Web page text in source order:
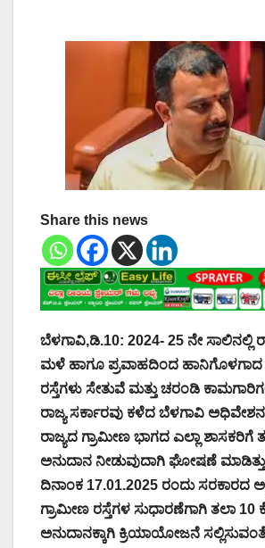
Share this news
ಬೆಳಗಾವಿ,ಡಿ.10: 2024- 25 ನೇ ಸಾಲಿನಲ್ಲಿ
ಮಳೆ ಹಾಗೂ ಪ್ರವಾಹದಿಂದ ಹಾನಿಗೊಳಗಾದ
ರಸ್ತೆಗಳು ಸೇತುವೆ ಮತ್ತು ಚರಂಡಿ
ರಾಜ್ಯ ಸರ್ಕಾರವು ಕಳೆದ ಬೆಳಗಾವಿ
ರಾಜ್ಯದ ಗ್ರಾಮೀಣ ಭಾಗದ ಎಲ್ಲಾ
ಅನುದಾನ ನೀಡುವುದಾಗಿ ಘೋಷಣೆ
ದಿನಾಂಕ 17.01.2025 ರಂದು ಸರಕಾರದ
ಗ್ರಾಮೀಣ ರಸ್ತೆಗಳ ಸುಧಾರಣೆಗಾಗಿ ತಲಾ
ಅನುದಾನಕ್ಕಾಗಿ ಕ್ರಿಯಾಯೋಜನೆ ಸಲ್ಲಿಸುವಂತೆ